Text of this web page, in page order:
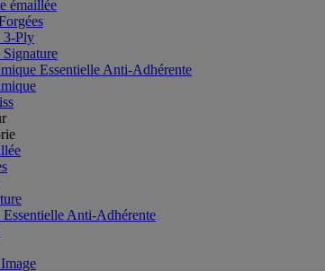
émaillée
3-Ply
Essentielle Anti-Adhérente
Essentielle Anti-Adhérente